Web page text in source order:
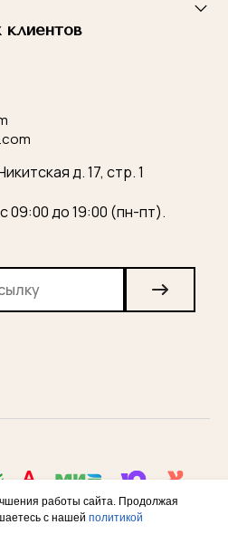
клиентов
д. 17, стр. 1
09:00 до 19:00 (пн-пт).
работы сайта. Продолжая
с нашей политикой